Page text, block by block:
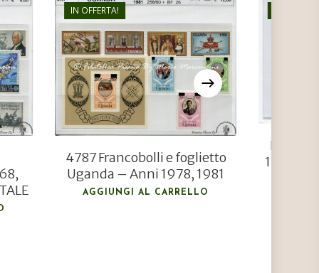
IN OFFERTA!
€12,00
€8,30
4787 Francobolli e foglietto
Uganda – Anni 1978, 1981
AGGIUNGI AL CARRELLO
1948